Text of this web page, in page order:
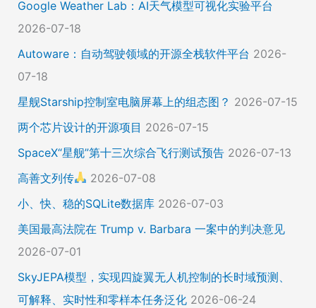
Google Weather Lab：AI天气模型可视化实验平台
2026-07-18
Autoware：自动驾驶领域的开源全栈软件平台 2026-
07-18
星舰Starship控制室电脑屏幕上的组态图？ 2026-07-15
两个芯片设计的开源项目 2026-07-15
SpaceX“星舰”第十三次综合飞行测试预告 2026-07-13
高善文列传
2026-07-08
小、快、稳的SQLite数据库 2026-07-03
美国最高法院在 Trump v. Barbara 一案中的判决意见
2026-07-01
SkyJEPA模型，实现四旋翼无人机控制的长时域预测、
可解释、实时性和零样本任务泛化 2026-06-24